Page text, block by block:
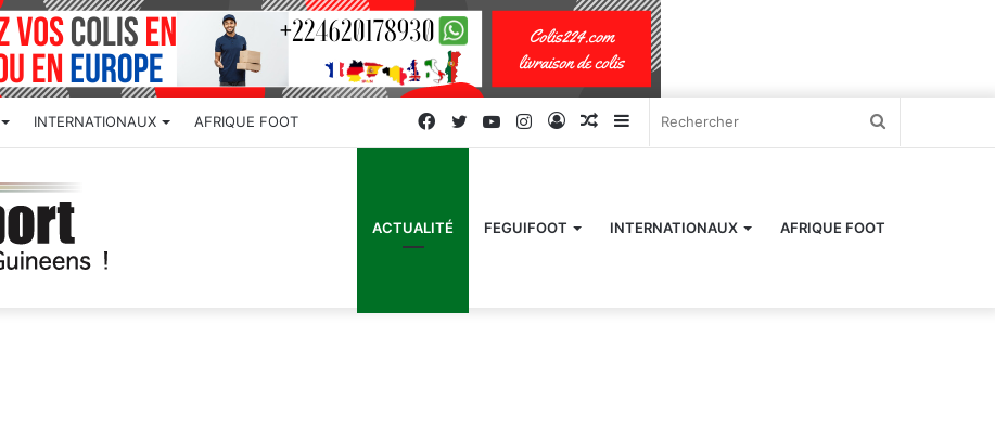
INTERNATIONAUX AFRIQUE FOOT Sidebar
latérale)
Article
Connexion
Instagram
YouTube
Twitter
Facebook
ACTUALITÉ FEGUIFOOT INTERNATIONAUX AFRIQUE FOOT